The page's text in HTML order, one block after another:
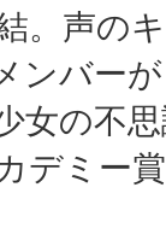
。声の
ンバー
女の不
デミー